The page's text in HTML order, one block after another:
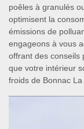
poêles à granulés
optimisent la
émissions de
engageons à vous
offrant des conseils
que votre intérieur
froids de Bonnac La